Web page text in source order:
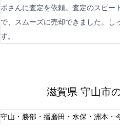
ボさんに査定を依頼。査定のスピー
で、スムーズに売却できました。し
す。
滋賀県 守山市
守山・勝部・播磨田・水保・洲本・